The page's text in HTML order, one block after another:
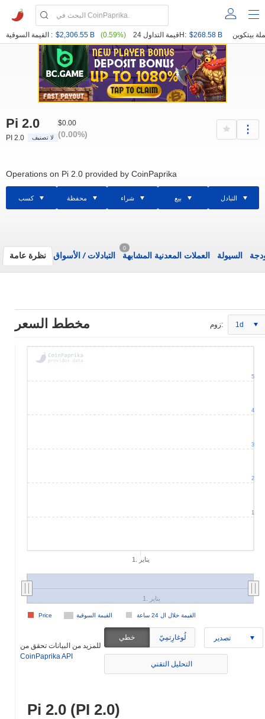
القيمة السوقية : $2,306.55 B (0.59%) قيمة التداول 24H: $268.58 B
Pi 2.0
PI 2.0 لا تصنيف
$0.00
(0.00%)
Operations on Pi 2.0 provided by CoinPaprika
كسب محفظة شراء بيع التبادل
نظرة عامة التبادلات/ الأسواق
0
العملات المعدنية المشابهة السيولة
مخطط السعر زوم: 1d
1. يناير
القيمة السوقية القيمة خلال ال 24 ساعة Price
1. يناير
1
2
3
4
5
للمزيد من البيانات تحقق من
CoinPaprika API
خطي لُوغارِتمِيّ تصدير
التحليل التقني
Pi 2.0 (PI 2.0)